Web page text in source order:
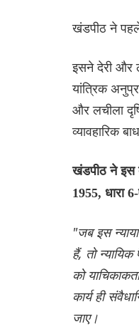
खंडपीठ ने पहले
इसने देरी और
यांत्रिक
और लचीला
व्यावहारिक
खंडपीठ ने इस
1955, धारा
"जब इस
हैं, तो
को
कार्य ही
जाए।